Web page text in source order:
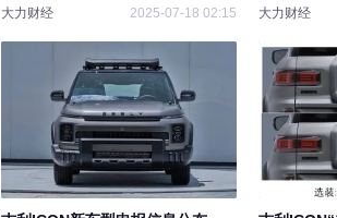
大力财经 2025-07-18 02:15 大力财经